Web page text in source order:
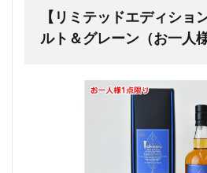
【リミテッドエディショ
ルト＆グレーン（お一人